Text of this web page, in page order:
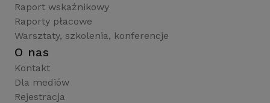
Raport wskaźnikowy
Raporty płacowe
Warsztaty, szkolenia, konferencje
O nas
Kontakt
Dla mediów
Rejestracja